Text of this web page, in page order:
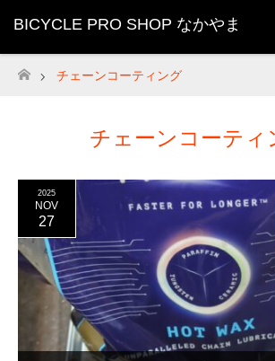
BICYCLE PRO SHOP なかやま
ホーム
チェーンコーティング
チェーンコーティ
2025
NOV
27